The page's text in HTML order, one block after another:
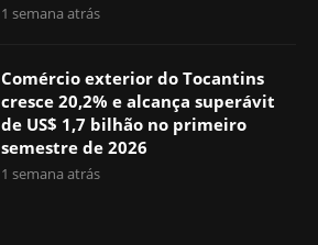
1 semana atrás
Comércio exterior do Tocantins
cresce 20,2% e alcança superávit
de US$ 1,7 bilhão no primeiro
semestre de 2026
1 semana atrás